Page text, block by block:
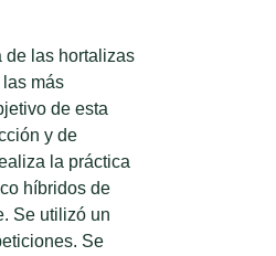
de las hortalizas
más
de esta
y de
la práctica
híbridos de
Se utilizó un
Se